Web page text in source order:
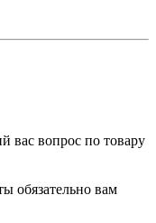
вас вопрос по товару
обязательно вам